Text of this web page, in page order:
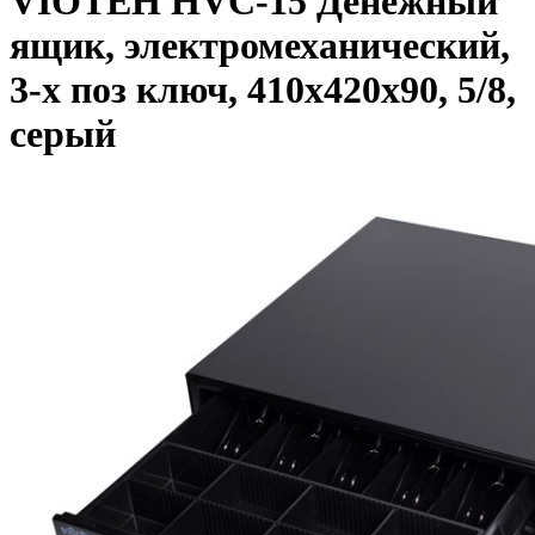
ящик, электромеханический,
3-х поз ключ, 410х420х90, 5/8,
серый